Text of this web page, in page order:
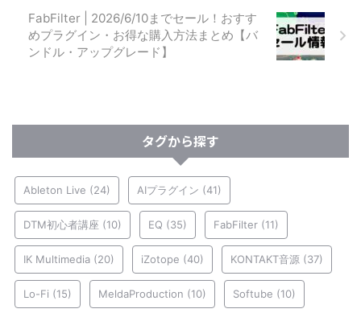
FabFilter | 2026/6/10までセール！おすす
めプラグイン・お得な購入方法まとめ【バ
ンドル・アップグレード】
タグから探す
Ableton Live (24) AIプラグイン (41)
DTM初心者講座 (10) EQ (35) FabFilter (11)
IK Multimedia (20) iZotope (40) KONTAKT音源 (37)
Lo-Fi (15) MeldaProduction (10) Softube (10)